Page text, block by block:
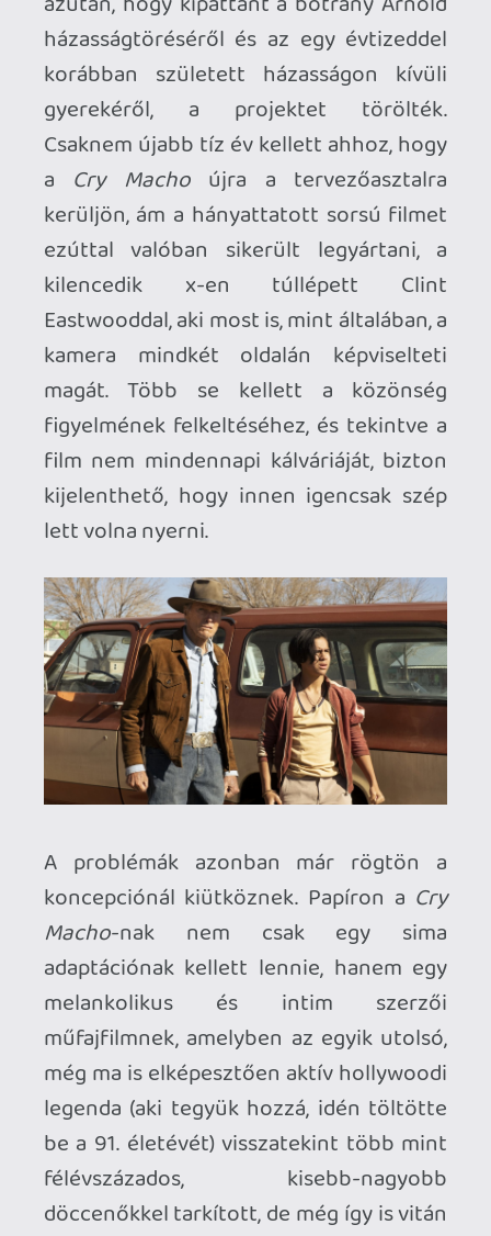
emocionális csúcspontokkal, kellő
szentimentalizmussal, valamint egy
frappánsan megfogalmazott üzenettel
(hogy ez az egész macsó dolog és a köré
épített kultusz túlértékelt), amellyel
egyaránt megcélozza a klasszikus,
tradicionális és felmagasztalt hollywoodi
hősképet és saját, korábbi énjét is, aki
tetőtől talpig ezt képviselte. És még csak
nem is kellene újítónak, kísérletezőnek
vagy forradalminak lennie, hiszen valljuk
be, ennyi idő után, ennyi filmmel a háta
mögött már nemigen tud új trükköket az
motívumok, amiket eddig
megszokhattunk tőle. Eastwood
rendezései mindig hoznak egy bizonyos
színvonalat, még mostanság is, legyen
szó karrierje talán
legellentmondásosabb darabjáról, az
igaz történeten alapulóSully-ról, a
Richard Jewell balladájáról, vagy a jóval
gyengébb, de azért borzalmasnak
egyáltalán nem borzalmasA párizsi
vonatról, de aCry Macho-nak (ha ez nem
is volt konkrétan kimondva) egyszerűen
mégis többnek kellett lennie az
egyszerű, szokásos ujjgyakorlatnál –
hiszen mégiscsak egy élő filmes legenda
fentebb felsorolt elemek nagy része meg
is található a filmben: híján van
mindenféle progresszivitásnak,
megvannak a maga érzelmes,
hovatovább, nagyritkán tényleg megható
jelenetei, be is mutat az Álomgyár
régmúlt, körberajongott
keménylegényeinek és a komplett
életstílusuknak is, tempóját tekintve ízig-
vérig Eastwood-mozi. Hiába 100 perc,
kifejezetten lassú (talán az eddigi
leglassabb a karrierje során), cammogós,
mi több, már-már öreges sodrású.